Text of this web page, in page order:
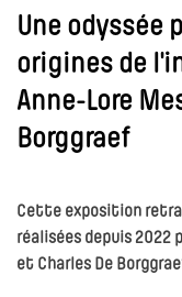
Une odyssée
origines de
Anne-Lore
Borggraef
Cette exposition
réalisées depuis 2022
et Charles De